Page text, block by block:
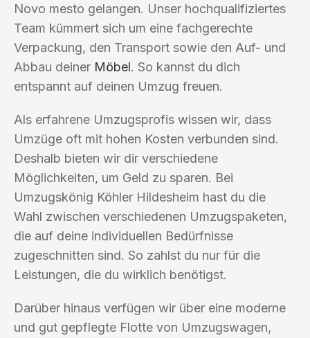
Novo mesto gelangen. Unser hochqualifiziertes
Team kümmert sich um eine fachgerechte
Verpackung, den Transport sowie den Auf- und
Abbau deiner Möbel. So kannst du dich
entspannt auf deinen Umzug freuen.
Als erfahrene Umzugsprofis wissen wir, dass
Umzüge oft mit hohen Kosten verbunden sind.
Deshalb bieten wir dir verschiedene
Möglichkeiten, um Geld zu sparen. Bei
Umzugskönig Köhler Hildesheim hast du die
Wahl zwischen verschiedenen Umzugspaketen,
die auf deine individuellen Bedürfnisse
zugeschnitten sind. So zahlst du nur für die
Leistungen, die du wirklich benötigst.
Darüber hinaus verfügen wir über eine moderne
und gut gepflegte Flotte von Umzugswagen,